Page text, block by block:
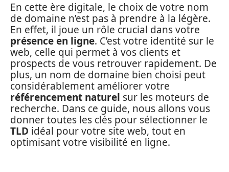
En cette ère digitale, le choix de votre nom
de domaine n’est pas à prendre à la légère.
En effet, il joue un rôle crucial dans votre
présence en ligne. C’est votre identité sur le
web, celle qui permet à vos clients et
prospects de vous retrouver rapidement. De
plus, un nom de domaine bien choisi peut
considérablement améliorer votre
référencement naturel sur les moteurs de
recherche. Dans ce guide, nous allons vous
donner toutes les clés pour sélectionner le
TLD idéal pour votre site web, tout en
optimisant votre visibilité en ligne.